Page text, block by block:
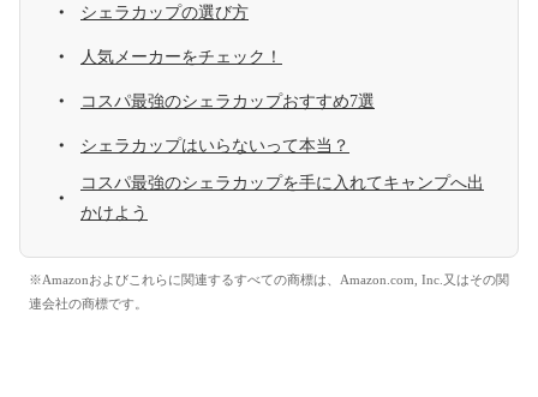
シェラカップの選び方
人気メーカーをチェック！
コスパ最強のシェラカップおすすめ7選
シェラカップはいらないって本当？
コスパ最強のシェラカップを手に入れてキャンプへ出
かけよう
※Amazonおよびこれらに関連するすべての商標は、Amazon.com, Inc.又はその関
連会社の商標です。